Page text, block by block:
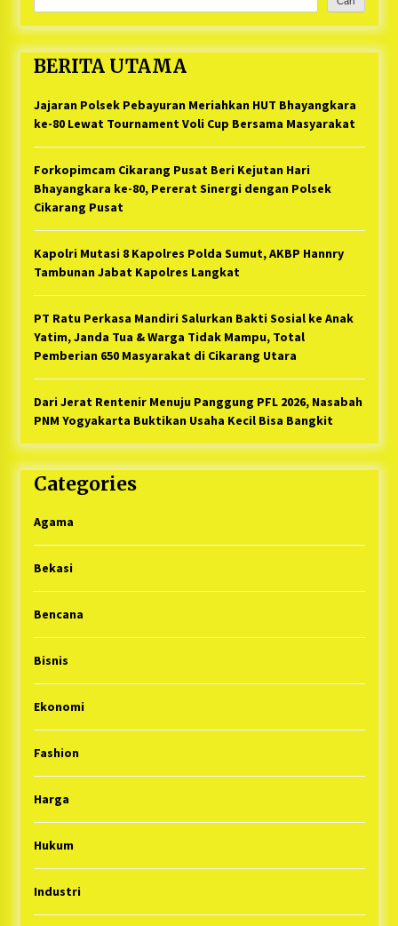
BERITA UTAMA
Jajaran Polsek Pebayuran Meriahkan HUT Bhayangkara
ke-80 Lewat Tournament Voli Cup Bersama Masyarakat
Forkopimcam Cikarang Pusat Beri Kejutan Hari
Bhayangkara ke-80, Pererat Sinergi dengan Polsek
Cikarang Pusat
Kapolri Mutasi 8 Kapolres Polda Sumut, AKBP Hannry
Tambunan Jabat Kapolres Langkat
PT Ratu Perkasa Mandiri Salurkan Bakti Sosial ke Anak
Yatim, Janda Tua & Warga Tidak Mampu, Total
Pemberian 650 Masyarakat di Cikarang Utara
Dari Jerat Rentenir Menuju Panggung PFL 2026, Nasabah
PNM Yogyakarta Buktikan Usaha Kecil Bisa Bangkit
Categories
Agama
Bekasi
Bencana
Bisnis
Ekonomi
Fashion
Harga
Hukum
Industri